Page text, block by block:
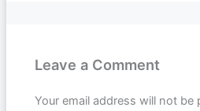
Leave a Comment
Your email address will not be